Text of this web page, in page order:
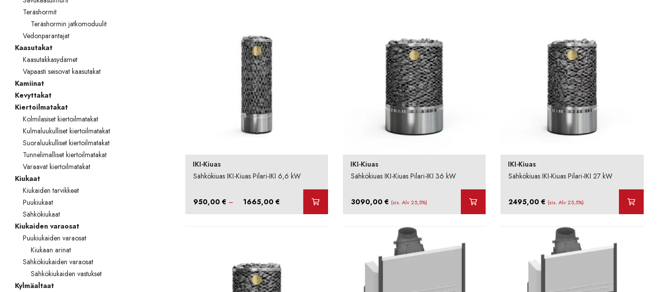
Tulisija
TOTO
Kylpyhuonekalusteet
Teräshormit
Teräshormin jatkomoduulit
Vedonparantajat
Kaasutakat
Kaasutakkasydämet
Vapaasti seisovat kaasutakat
Kamiinat
Kevyttakat
Kiertoilmatakat
Kolmilasiset kiertoilmatakat
Kulmaluukulliset kiertoilmatakat
Suoraluukulliset kiertoilmatakat
Tunnelimalliset kiertoilmatakat
Varaavat kiertoilmatakat
Kiukaat
Kiukaiden tarvikkeet
Puukiukaat
Sähkökiukaat
Kiukaiden varaosat
Puukiukaiden varaosat
Kiukaan arinat
Sähkökiukaiden varaosat
Sähkökiukaiden vastukset
Kylmäaltaat
IKI-Kiuas
Sähkökiuas IKI-Kiuas Pilari-IKI 6,6 kW
950,00 € – 1665,00 €Hintaluokka:
IKI-Kiuas
Sähkökiuas IKI-Kiuas Pilari-IKI 36 kW
3090,00 € (sis. Alv 25,5%)
IKI-Kiuas
Sähkökiuas IKI-Kiuas Pilari-IKI 27 kW
2495,00€ (sis. Alv 25,5%)